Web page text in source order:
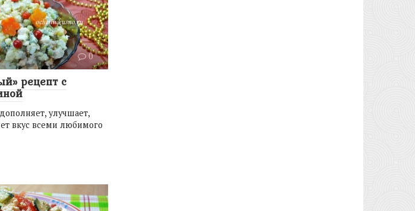
0
рецепт с
улучшает,
вкус всеми любимого